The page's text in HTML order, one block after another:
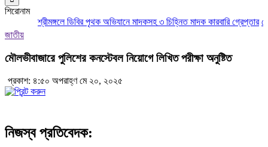
শিরোনাম
শ্রীমঙ্গলে ডিবির পৃথক অভিযানে মাদকসহ ৩ চিহ্নিত মাদক কারবারি গ্রেপ্তার
জাতীয়
মৌলভীবাজারে পুলিশের কনস্টেবল নিয়োগে লিখিত পরীক্ষা অনুষ্টিত
প্রকাশ: ৪:৫০ অপরাহ্ণ মে ২০, ২০২৫
নিজস্ব প্রতিবেদক: